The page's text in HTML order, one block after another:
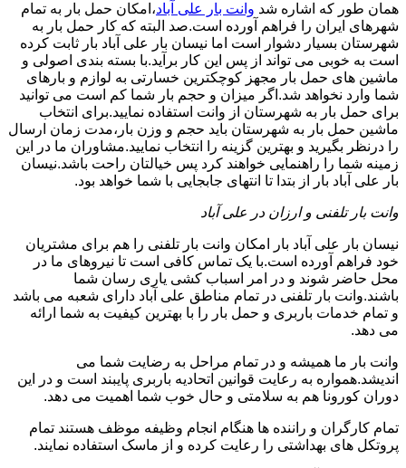
همان طور که اشاره شد وانت بار علی آباد،امکان حمل بار به تمام
شهرهای ایران را فراهم آورده است.صد البته که کار حمل بار به
شهرستان بسیار دشوار است اما نیسان بار علی آباد بار ثابت کرده
است به خوبی می تواند از پس این کار برآید.با بسته بندی اصولی و
ماشین های حمل بار مجهز کوچکترین خسارتی به لوازم و بارهای
شما وارد نخواهد شد.اگر میزان و حجم بار شما کم است می توانید
برای حمل بار به شهرستان از وانت استفاده نمایید.برای انتخاب
ماشین حمل بار به شهرستان باید حجم و وزن بار،مدت زمان ارسال
را درنظر بگیرید و بهترین گزینه را انتخاب نمایید.مشاوران ما در این
زمینه شما را راهنمایی خواهند کرد پس خیالتان راحت باشد.نیسان
بار علی آباد بار از بتدا تا انتهای جابجایی با شما خواهد بود.
وانت بار تلفنی و ارزان در علی آباد
نیسان بار علی آباد بار امکان وانت بار تلفنی را هم برای مشتریان
خود فراهم آورده است.با یک تماس کافی است تا نیروهای ما در
محل حاضر شوند و در امر اسباب کشی یاری رسان شما
باشند.وانت بار تلفنی در تمام مناطق علی آباد دارای شعبه می باشد
و تمام خدمات باربری و حمل بار را با بهترین کیفیت به شما ارائه
می دهد.
وانت بار ما همیشه و در تمام مراحل به رضایت شما می
اندیشد.همواره به رعایت قوانین اتحادیه باربری پایبند است و در این
دوران کورونا هم به سلامتی و حال خوب شما اهمیت می دهد.
تمام کارگران و راننده ها هنگام انجام وظیفه موظف هستند تمام
پروتکل های بهداشتی را رعایت کرده و از ماسک استفاده نمایند.